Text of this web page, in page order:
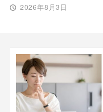
2026年8月3日